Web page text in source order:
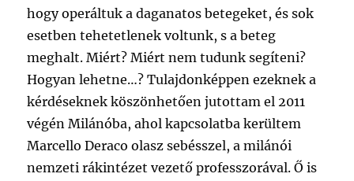
hogy operáltuk a daganatos betegeket, és sok
esetben tehetetlenek voltunk, s a beteg
meghalt. Miért? Miért nem tudunk segíteni?
Hogyan lehetne…? Tulajdonképpen ezeknek a
kérdéseknek köszönhetően jutottam el 2011
végén Milánóba, ahol kapcsolatba kerültem
Marcello Deraco olasz sebésszel, a milánói
nemzeti rákintézet vezető professzorával. Ő is